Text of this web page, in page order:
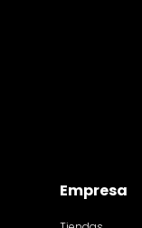
Empresa